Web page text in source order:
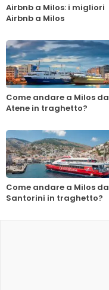
Airbnb a Milos: i migliori
Airbnb a Milos
Come andare a Milos da
Atene in traghetto?
Come andare a Milos da
Santorini in traghetto?